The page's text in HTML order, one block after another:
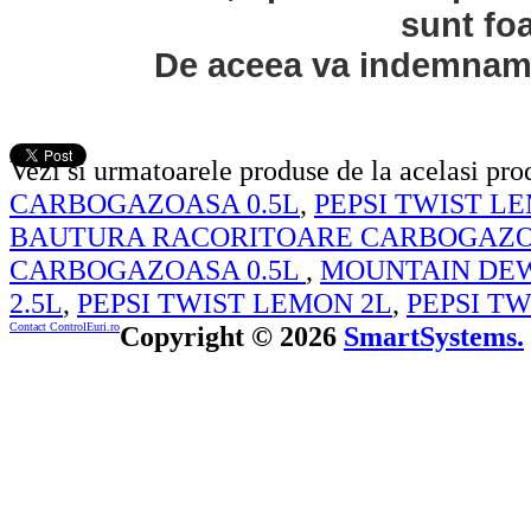
sunt
De aceea va
Vezi si urmatoarele produse de la acelasi
CARBOGAZOASA 0.5L, PEPSI TWIST
BAUTURA RACORITOARE
CARBOGAZOASA 0.5L , MOUNTAIN
2.5L, PEPSI TWIST LEMON 2L, PEPSI
Contact ControlEuri.roCopyright © 2026 SmartSystems.